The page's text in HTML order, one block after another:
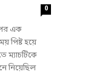
0
পর এক
পিষ্ট হয়ে
ম্যাচটিকে
নিয়েছিল